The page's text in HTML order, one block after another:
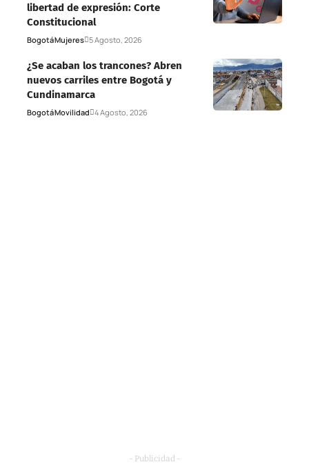
libertad de expresión: Corte
Constitucional
BogotáMujeres 5 Agosto, 2026
¿Se acaban los trancones? Abren
nuevos carriles entre Bogotá y
Cundinamarca
BogotáMovilidad 4 Agosto, 2026
- Publicidad -